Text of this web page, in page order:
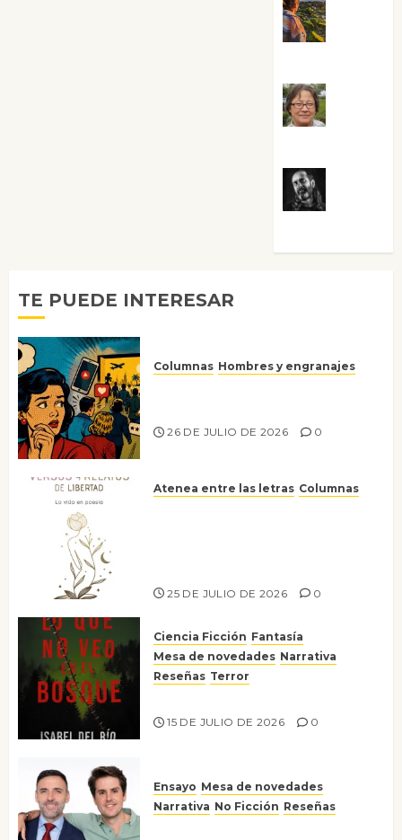
TE PUEDE INTERESAR
Columnas Hombres y engranajes
26 DE JULIO DE 2026 0
Atenea entre las letras Columnas
25 DE JULIO DE 2026 0
Ciencia Ficción Fantasía
Mesa de novedades Narrativa
Reseñas Terror
15 DE JULIO DE 2026 0
Ensayo Mesa de novedades
Narrativa No Ficción Reseñas